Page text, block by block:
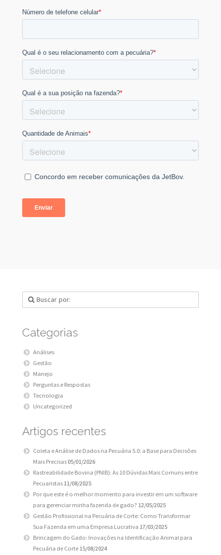
Categorias
Análises
Gestão
Manejo
Perguntas e Respostas
Tecnologia
Uncategorized
Artigos recentes
Coleta e Análise de Dados na Pecuária 5.0: a Base para Decisões
Mais Precisas 05/01/2026
Rastreabilidade Bovina (PNIB): As 10 Dúvidas Mais Comuns entre
Pecuaristas 11/08/2025
Por que este é o melhor momento para investir em um software
para gerenciar minha fazenda de gado? 12/05/2025
Gestão Profissional na Pecuária de Corte: Como Transformar
Sua Fazenda em uma Empresa Lucrativa 17/03/2025
Brincagem do Gado: Inovações na Identificação Animal para
Pecuária de Corte 15/08/2024